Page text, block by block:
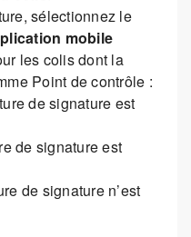
sélectionnez le
mobile
les colis dont la
Point de contrôle :
de signature est
de signature est
de signature n’est